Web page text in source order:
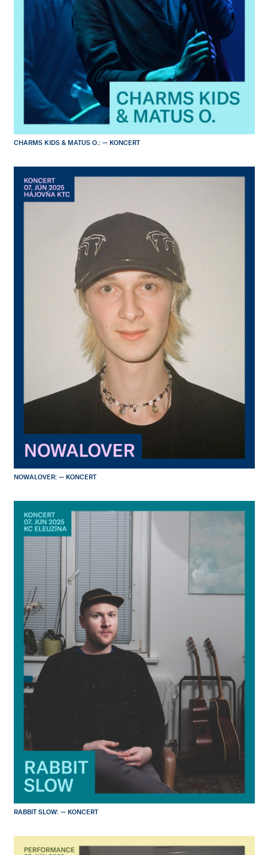
CHARMS KIDS & MATUS O.: — KONCERT
NOWALOVER: — KONCERT
RABBIT SLOW: — KONCERT